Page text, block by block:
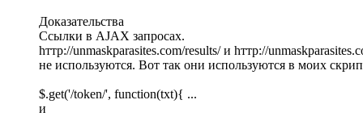
Доказательства
Ссылки в AJAX запросах.
hттp://unmaskparasites.com/results/ и hттp://
не используются. Вот так они используются в моих
$.get('/token/', function(txt){ ...
и